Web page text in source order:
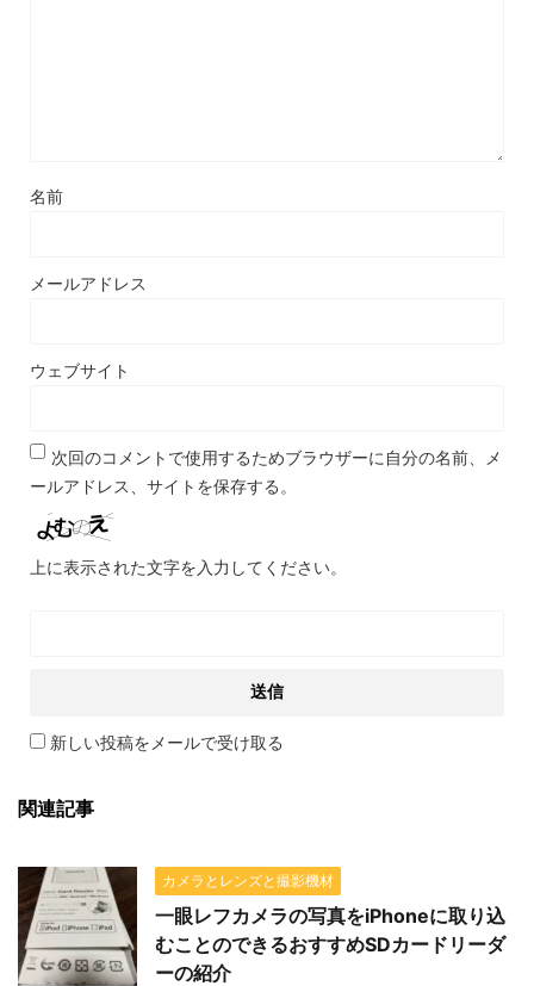
名前
メールアドレス
ウェブサイト
次回のコメントで使用するためブラウザーに自分の名前、メ
ールアドレス、サイトを保存する。
上に表示された文字を入力してください。
新しい投稿をメールで受け取る
関連記事
カメラとレンズと撮影機材
一眼レフカメラの写真をiPhoneに取り込
むことのできるおすすめSDカードリーダ
ーの紹介